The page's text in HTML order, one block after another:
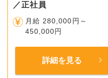
／正社員
月給 280,000円～
450,000円
詳細を見る